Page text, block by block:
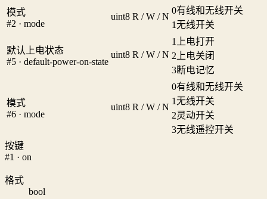
模式
#2 · mode
uint8 R / W / N
0有线和无线开关
1无线开关
默认上电状态
#5 · default-power-on-state
uint8 R / W / N
1
上电打开
2 上电关闭
3断电记忆
模式
#6 · mode
uint8 R / W / N
0有线和无线开关
1无线开关
2灵动开关
3无线遥控开关
按键
#1 · on
格式
bool